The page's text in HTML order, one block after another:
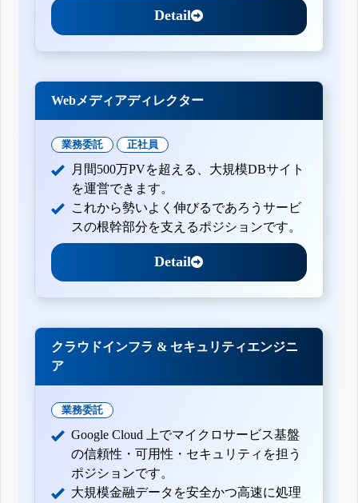
Detail
Webメディアディレクター
業務委託 正社員
月間500万PVを超える、大規模DBサイト
を運営できます。
これから勢いよく伸びるであろうサービ
スの根幹部分を支えるポジションです。
Detail
クラウドインフラ & セキュリティエンジニ
ア
業務委託
Google Cloud 上でマイクロサービス基盤
の信頼性・可用性・セキュリティを担う
ポジションです。
大規模金融データを安全かつ高速に処理